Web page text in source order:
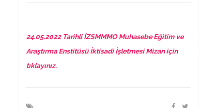
24.05.2022 Tarihli İZSMMMO Muhasebe Eğitim ve
Araştırma Enstitüsü İktisadi İşletmesi Mizan için
tıklayınız.